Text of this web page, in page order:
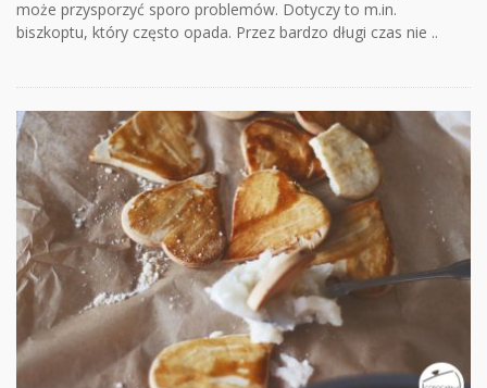
może przysporzyć sporo problemów. Dotyczy to m.in.
biszkoptu, który często opada. Przez bardzo długi czas nie ..